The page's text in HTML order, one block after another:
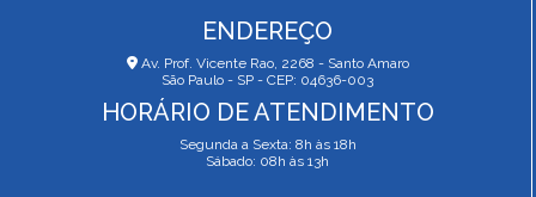
ENDEREÇO
Av. Prof. Vicente Rao, 2268 - Santo Amaro
São Paulo - SP - CEP: 04636-003
HORÁRIO DE ATENDIMENTO
Segunda a Sexta: 8h às 18h
Sábado: 08h às 13h